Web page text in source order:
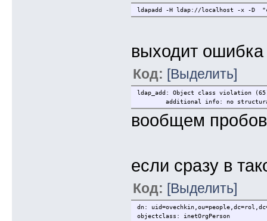
ldapadd -H ldap://localhost -x -D
выходит ошибка
Код: [Выделить]
ldap_add: Object class violation
additional info: no
вообщем
если сразу в
Код: [Выделить]
dn:
objectclass: inetOrgPerson